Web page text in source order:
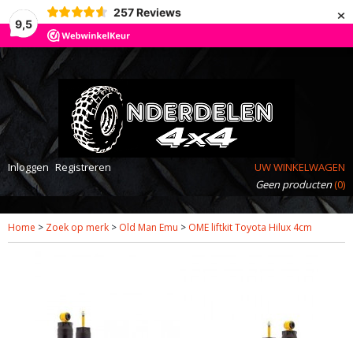
9,5
257 Reviews ×
Inloggen Registreren
UW WINKELWAGEN
Geen producten(0)
Home > Zoek op merk > Old Man Emu > OME liftkit Toyota Hilux 4cm